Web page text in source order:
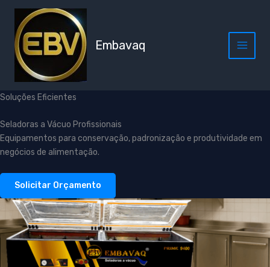
conteúdo
Embavaq
Soluções Eficientes
Seladoras a Vácuo Profissionais
Equipamentos para conservação, padronização e produtividade em
negócios de alimentação.
Solicitar Orçamento